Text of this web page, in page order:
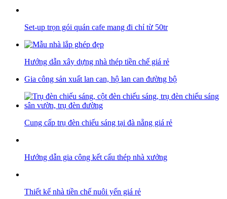
Set-up trọn gói quán cafe mang đi chỉ từ 50tr
Hướng dẫn xây dựng nhà thép tiền chế giá rẻ
Gia công sản xuất lan can, hộ lan can đường bộ
Cung cấp trụ đèn chiếu sáng tại đà nẵng giá rẻ
Hướng dẫn gia công kết cấu thép nhà xưởng
Thiết kế nhà tiền chế nuôi yến giá rẻ